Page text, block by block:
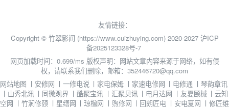
友情链接：
Copyright © 竹翠影闻 (https://www.cuizhuying.com) 2020-2027 沪ICP
备2025123328号-7
网页加载时间：0.699/ms 版权声明：网站文章内容来源于网络，如有侵
权，请联系我们删除，邮箱：352446720@qq.com
网站地图 丨 安修网 丨 一修电说 丨 家电保姆 丨 家速电修网 丨 电修通 丨琴韵章讯
丨 山秀北讯 丨 同微观界 丨 酷聚宝讯 丨 汇聚贝讯 丨 电月达网 丨 友夏颐械 丨云知
空网 丨 竹涧修颐 丨 星缮网 丨琼楹网 丨 煦修网 丨 回朗匠电 丨 安电夏网 丨 修匠维